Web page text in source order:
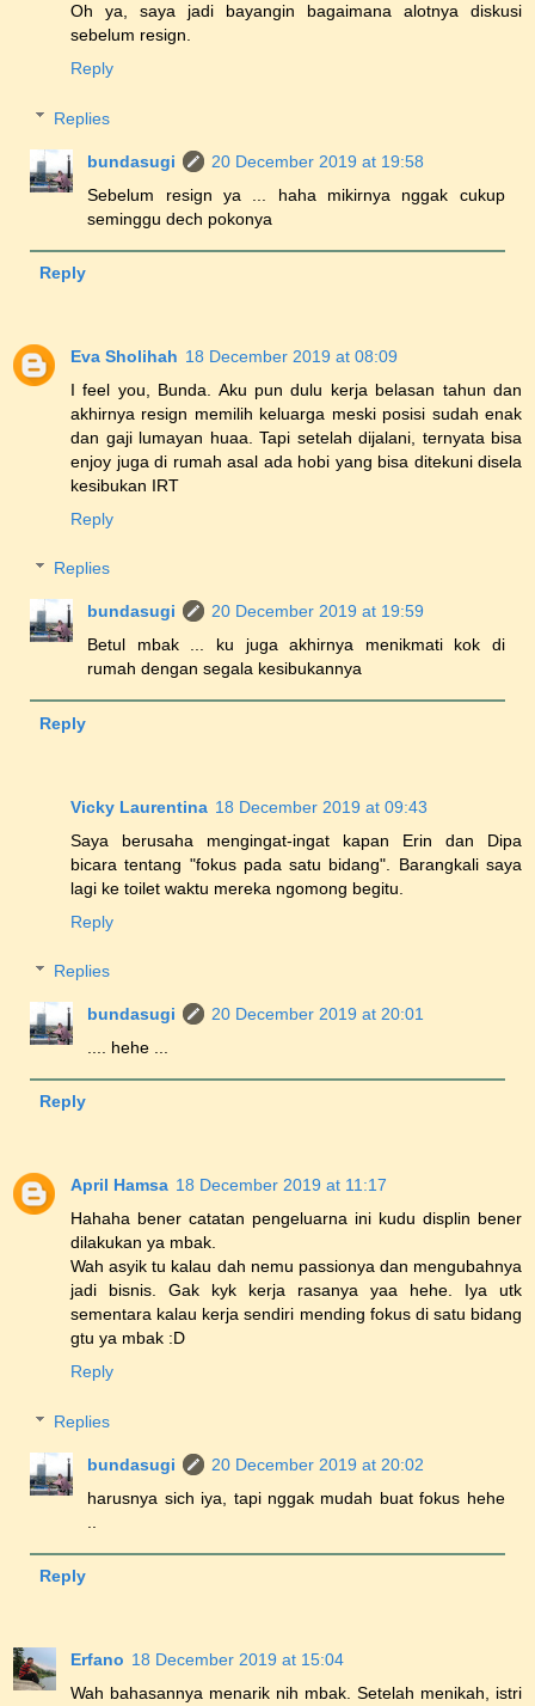
Oh ya, saya jadi bayangin bagaimana alotnya diskusi
sebelum resign.
Reply
Replies
bundasugi
20 December 2019 at 19:58
Sebelum resign ya ... haha mikirnya nggak cukup
seminggu dech pokonya
Reply
Eva Sholihah 18 December 2019 at 08:09
I feel you, Bunda. Aku pun dulu kerja belasan tahun dan
akhirnya resign memilih keluarga meski posisi sudah enak
dan gaji lumayan huaa. Tapi setelah dijalani, ternyata bisa
enjoy juga di rumah asal ada hobi yang bisa ditekuni disela
kesibukan IRT
Reply
Replies
bundasugi
20 December 2019 at 19:59
Betul mbak ... ku juga akhirnya menikmati kok di
rumah dengan segala kesibukannya
Reply
Vicky Laurentina 18 December 2019 at 09:43
Saya berusaha mengingat-ingat kapan Erin dan Dipa
bicara tentang "fokus pada satu bidang". Barangkali saya
lagi ke toilet waktu mereka ngomong begitu.
Reply
Replies
bundasugi
20 December 2019 at 20:01
.... hehe ...
Reply
April Hamsa 18 December 2019 at 11:17
Hahaha bener catatan pengeluarna ini kudu displin bener
dilakukan ya mbak.
Wah asyik tu kalau dah nemu passionya dan mengubahnya
jadi bisnis. Gak kyk kerja rasanya yaa hehe. Iya utk
sementara kalau kerja sendiri mending fokus di satu bidang
gtu ya mbak :D
Reply
Replies
bundasugi
20 December 2019 at 20:02
harusnya sich iya, tapi nggak mudah buat fokus hehe
Reply
Erfano 18 December 2019 at 15:04
Wah bahasannya menarik nih mbak. Setelah menikah, istri